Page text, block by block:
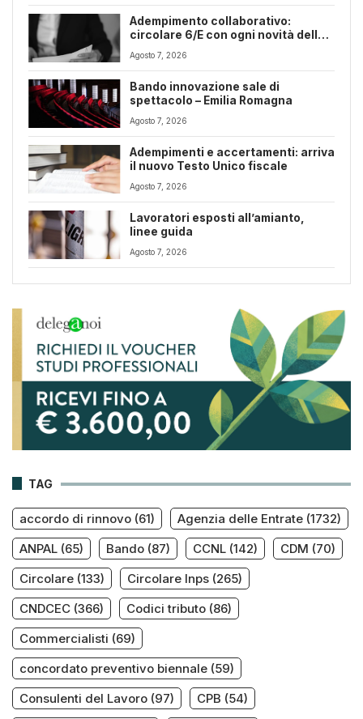
Adempimento collaborativo:
circolare 6/E con ogni novità della
riforma fiscale
Agosto 7, 2026
Bando innovazione sale di
spettacolo – Emilia Romagna
Agosto 7, 2026
Adempimenti e accertamenti: arriva
il nuovo Testo Unico fiscale
Agosto 7, 2026
Lavoratori esposti all’amianto,
linee guida
Agosto 7, 2026
TAG
accordo di rinnovo (61) Agenzia delle Entrate (1732)
ANPAL (65) Bando (87) CCNL (142) CDM (70)
Circolare (133) Circolare Inps (265)
CNDCEC (366) Codici tributo (86)
Commercialisti (69)
concordato preventivo biennale (59)
Consulenti del Lavoro (97) CPB (54)